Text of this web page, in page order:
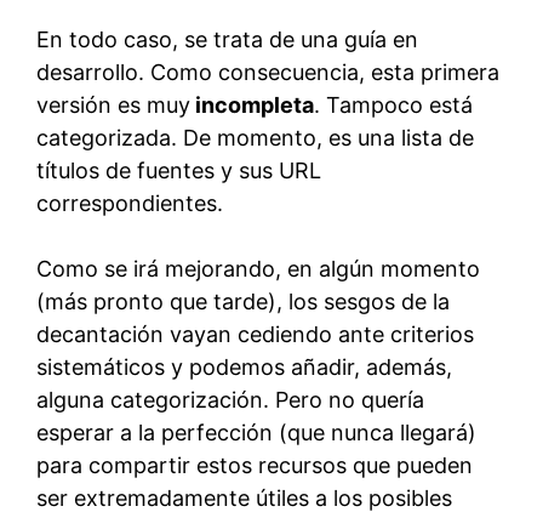
En todo caso, se trata de una guía en
desarrollo. Como consecuencia, esta primera
versión es muy incompleta. Tampoco está
categorizada. De momento, es una lista de
títulos de fuentes y sus URL
correspondientes.
Como se irá mejorando, en algún momento
(más pronto que tarde), los sesgos de la
decantación vayan cediendo ante criterios
sistemáticos y podemos añadir, además,
alguna categorización. Pero no quería
esperar a la perfección (que nunca llegará)
para compartir estos recursos que pueden
ser extremadamente útiles a los posibles